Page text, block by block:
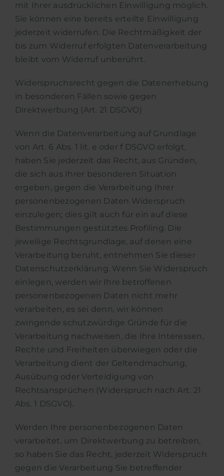
mit Ihrer ausdrücklichen Einwilligung möglich.
Sie können eine bereits erteilte Einwilligung
jederzeit widerrufen. Die Rechtmäßigkeit der
bis zum Widerruf erfolgten Datenverarbeitung
bleibt vom Widerruf unberührt.
Widerspruchsrecht gegen die Datenerhebung
in besonderen Fällen sowie gegen
Direktwerbung (Art. 21 DSGVO)
Wenn die Datenverarbeitung auf Grundlage
von Art. 6 Abs. 1 lit. e oder f DSGVO erfolgt,
haben Sie jederzeit das Recht, aus Gründen,
die sich aus Ihrer besonderen Situation
ergeben, gegen die Verarbeitung Ihrer
personenbezogenen Daten Widerspruch
einzulegen; dies gilt auch für ein auf diese
Bestimmungen gestütztes Profiling. Die
jeweilige Rechtsgrundlage, auf denen eine
Verarbeitung beruht, entnehmen Sie dieser
Datenschutzerklärung. Wenn Sie Widerspruch
einlegen, werden wir Ihre betroffenen
personenbezogenen Daten nicht mehr
verarbeiten, es sei denn, wir können
zwingende schutzwürdige Gründe für die
Verarbeitung nachweisen, die Ihre Interessen,
Rechte und Freiheiten überwiegen oder die
Verarbeitung dient der Geltendmachung,
Ausübung oder Verteidigung von
Rechtsansprüchen (Widerspruch nach Art. 21
Abs. 1 DSGVO).
Werden Ihre personenbezogenen Daten
verarbeitet, um Direktwerbung zu betreiben,
so haben Sie das Recht, jederzeit Widerspruch
gegen die Verarbeitung Sie betreffender